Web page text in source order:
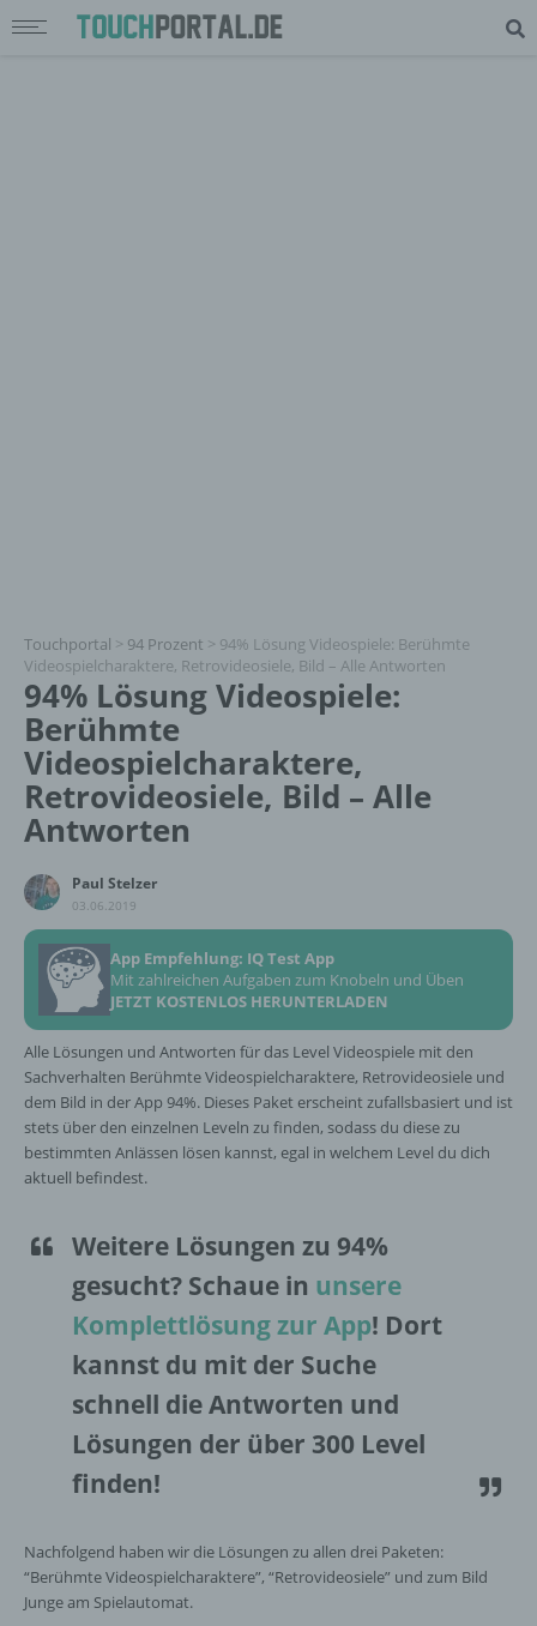
Touchportal > 94 Prozent > 94% Lösung Videospiele: Berühmte
Videospielcharaktere, Retrovideosiele, Bild – Alle Antworten
94% Lösung Videospiele:
Berühmte
Videospielcharaktere,
Retrovideosiele, Bild – Alle
Antworten
Paul Stelzer
03.06.2019
App Empfehlung: IQ Test App
Mit zahlreichen Aufgaben zum Knobeln und Üben
JETZT KOSTENLOS HERUNTERLADEN
Alle Lösungen und Antworten für das Level Videospiele mit den
Sachverhalten Berühmte Videospielcharaktere, Retrovideosiele und
dem Bild in der App 94%. Dieses Paket erscheint zufallsbasiert und ist
stets über den einzelnen Leveln zu finden, sodass du diese zu
bestimmten Anlässen lösen kannst, egal in welchem Level du dich
aktuell befindest.
Weitere Lösungen zu 94%
gesucht? Schaue in unsere
Komplettlösung zur App! Dort
kannst du mit der Suche
schnell die Antworten und
Lösungen der über 300 Level
finden!
Nachfolgend haben wir die Lösungen zu allen drei Paketen:
“Berühmte Videospielcharaktere”, “Retrovideosiele” und zum Bild
Junge am Spielautomat.